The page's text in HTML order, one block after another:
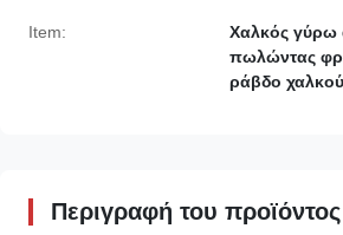
Item:
Χαλκός γύρω
πωλώντας
ράβδο
Περιγραφή του προϊόντος